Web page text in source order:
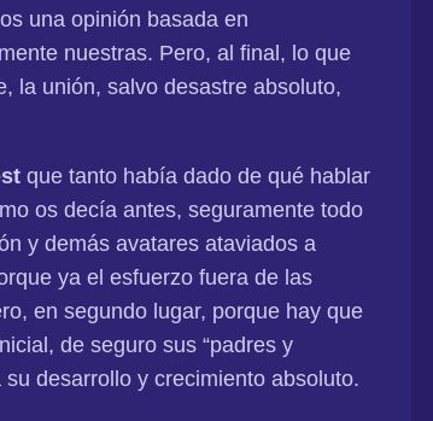
una opinión basada en
nuestras. Pero, al final, lo que
la unión, salvo desastre absoluto,
que tanto había dado de qué hablar
os decía antes, seguramente todo
y demás avatares ataviados a
ya el esfuerzo fuera de las
en segundo lugar, porque hay que
de seguro sus “padres y
desarrollo y crecimiento absoluto.